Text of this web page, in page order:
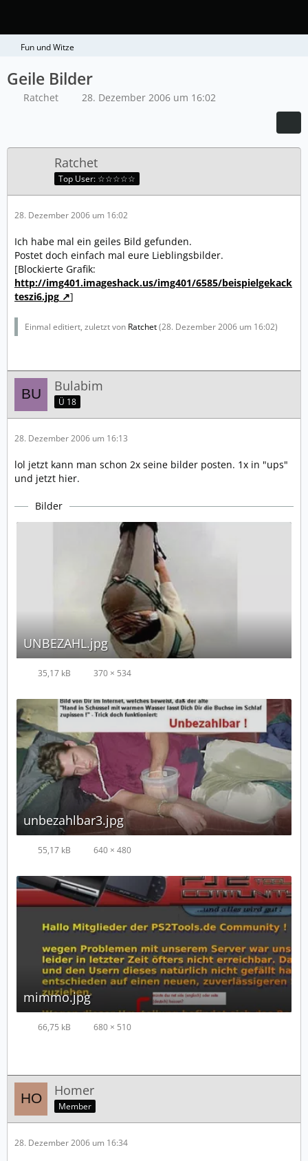
Fun und Witze
Geile Bilder
Ratchet 28. Dezember 2006 um 16:02
Ratchet
Top User: ☆☆☆☆☆
28. Dezember 2006 um 16:02
Ich habe mal ein geiles Bild gefunden.
Postet doch einfach mal eure Lieblingsbilder.
[Blockierte Grafik:
http://img401.imageshack.us/img401/6585/beispielgekack
teszi6.jpg
]
Einmal editiert, zuletzt von Ratchet(28. Dezember 2006 um 16:02)
Bulabim
Ü 18
28. Dezember 2006 um 16:13
lol jetzt kann man schon 2x seine bilder posten. 1x in "ups"
und jetzt hier.
Bilder
UNBEZAHL.jpg
35,17 kB 370 × 534
unbezahlbar3.jpg
55,17 kB 640 × 480
mimmo.jpg
66,75 kB 680 × 510
Homer
Member
28. Dezember 2006 um 16:34